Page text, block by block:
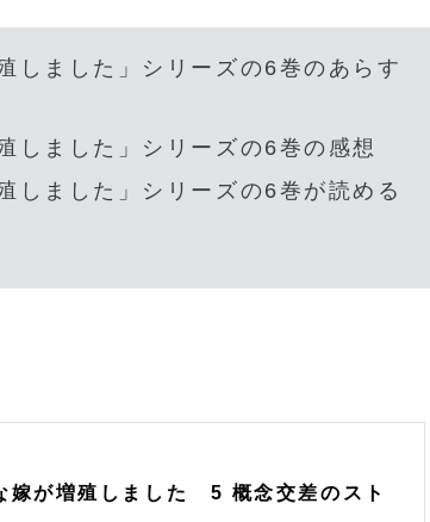
しました」シリーズの6巻のあらす
しました」シリーズの6巻の感想
しました」シリーズの6巻が読める
嫁が増殖しました 5 概念交差のスト